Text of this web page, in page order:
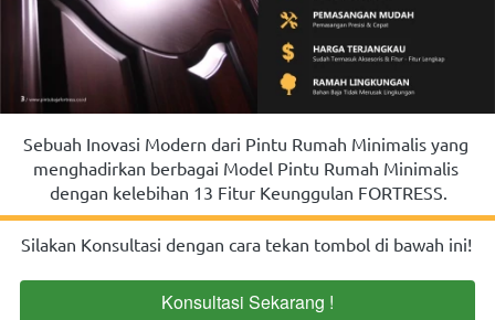
Sebuah Inovasi Modern dari Pintu Rumah Minimalis yang
menghadirkan berbagai Model Pintu Rumah Minimalis
dengan kelebihan 13 Fitur Keunggulan FORTRESS.
Silakan Konsultasi dengan cara tekan tombol di bawah ini!
`Konsultasi Sekarang !